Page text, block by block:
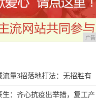
广告
流量3招落地打法：无招胜有
生：齐心抗疫出举措，复工产